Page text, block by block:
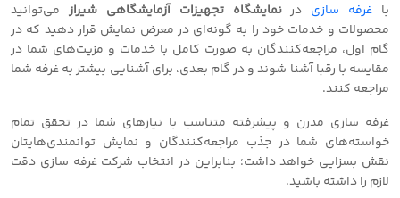
با غرفه سازی درنمایشگاه تجهیزات آزمایشگاهی شیراز می‌توانید
محصولات و خدمات خود را به گونه‌ای در معرض نمایش قرار دهید که در
گام اول، مراجعه‌کنندگان به صورت کامل با خدمات و مزیت‌های شما در
مقایسه با رقبا آشنا شوند و در گام بعدی، برای آشنایی بیشتر به غرفه شما
مراجعه کنند.
غرفه سازی مدرن و پیشرفته متناسب با نیازهای شما در تحقق تمام
خواسته‌های شما در جذب مراجعه‌کنندگان و نمایش توانمندی‌هایتان
نقش بسزایی خواهد داشت؛ بنابراین در انتخاب شرکت غرفه سازی دقت
لازم را داشته باشید.